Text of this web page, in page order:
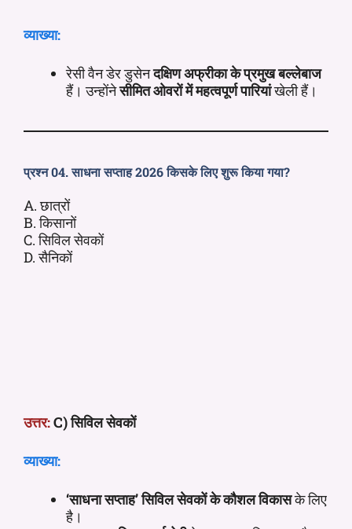
व्याख्या:
रेसी वैन डेर डुसेनदक्षिण अफ्रीका के प्रमुख बल्लेबाज
हैं। उन्होंनेसीमित ओवरों में महत्वपूर्ण पारियांखेली हैं।
प्रश्न 04. साधना सप्ताह 2026 किसके लिए शुरू किया गया?
A. छात्रों
B. किसानों
C. सिविल सेवकों
D. सैनिकों
उत्तर:C) सिविल सेवकों
व्याख्या:
‘साधना सप्ताह’ सिविल सेवकों के कौशल विकासके लिए
है।